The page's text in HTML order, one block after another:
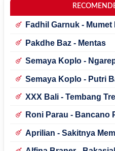
Fadhil Garnuk - Mumet
Pakdhe Baz - Mentas
Semaya Koplo -
Semaya Koplo - Putri
XXX Bali - Tembang
Roni Parau - Bancano
Aprilian - Sakitnya